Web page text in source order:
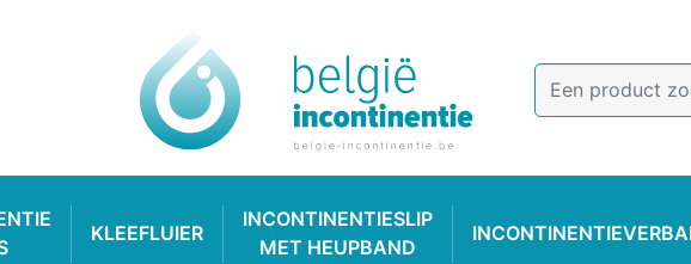
KLEEFLUIER
INCONTINENTIESLIP
MET HEUPBAND